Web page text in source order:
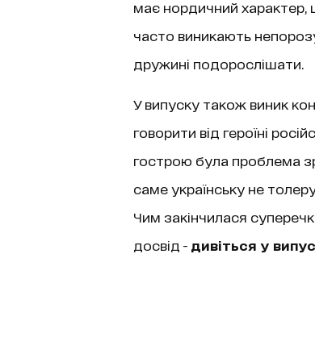
має нордичний характер,
часто виникають
дружині подорослішати.
У випуску також виник
говорити від героїні
гострою була проблема
саме українську не
Чим закінчилася
досвід - дивіться у